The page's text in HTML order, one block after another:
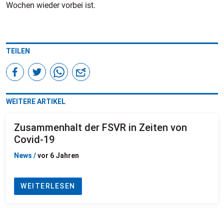
Wochen wieder vorbei ist.
TEILEN
WEITERE ARTIKEL
Zusammenhalt der FSVR in Zeiten von
Covid-19
News /vor 6 Jahren
WEITERLESEN